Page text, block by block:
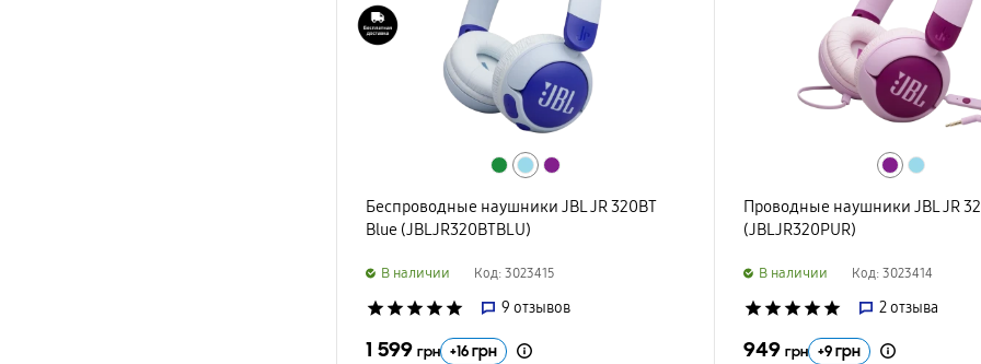
Беспроводные наушники JBL JR 320BT
Blue (JBLJR320BTBLU)
B наличии Код: 3023415
star star star star star 9 отзывов
1 599 грн +16грн
Проводные наушники JBL JR
(JBLJR320PUR)
B наличии Код: 3023414
star star star star star 2отзыва
949 грн +9грн